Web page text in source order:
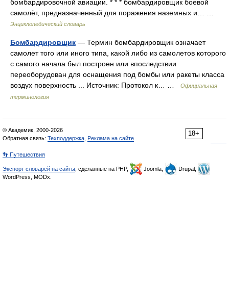
бомбардировочной авиации. * * * бомбардировщик боевой
самолёт, предназначенный для поражения наземных и… …
Энциклопедический словарь
Бомбардировщик — Термин бомбардировщик означает
самолет того или иного типа, какой либо из самолетов которого
с самого начала был построен или впоследствии
переоборудован для оснащения под бомбы или ракеты класса
воздух поверхность ... Источник: Протокол к… …
Официальная
терминология
18+
© Академик, 2000-2026
Обратная связь: Техподдержка Реклама на сайте
👣 Путешествия
Экспорт словарей на сайты , сделанные на PHP, Joomla,
Drupal,
WordPress, MODx.